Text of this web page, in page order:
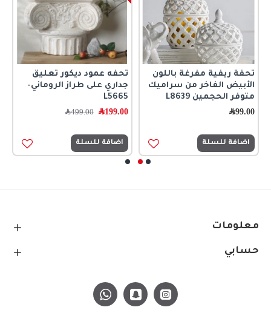
تحفة ريفية مفرغة باللون
الأبيض الفاخر من سراميك
متوفر الحجمين L8639
99.00﷼
اضافة للسلة
تحفه عمود ديكور تعليق
جداري على طراز الروماني-
L5665
199.00﷼ 499.00﷼
اضافة للسلة
معلومات
حسابي